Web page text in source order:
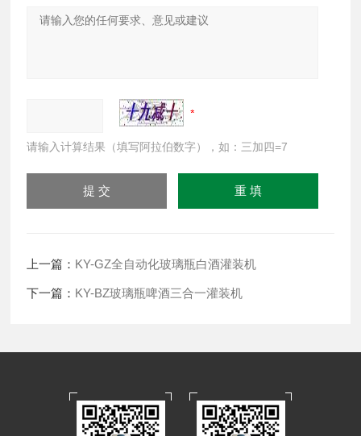
请输入计算结果（填写阿拉伯数字），如：三加四=7
上一篇： KY-GZ全自动化玻璃瓶白酒灌装机
下一篇： KY-BZ玻璃瓶啤酒三合一灌装机